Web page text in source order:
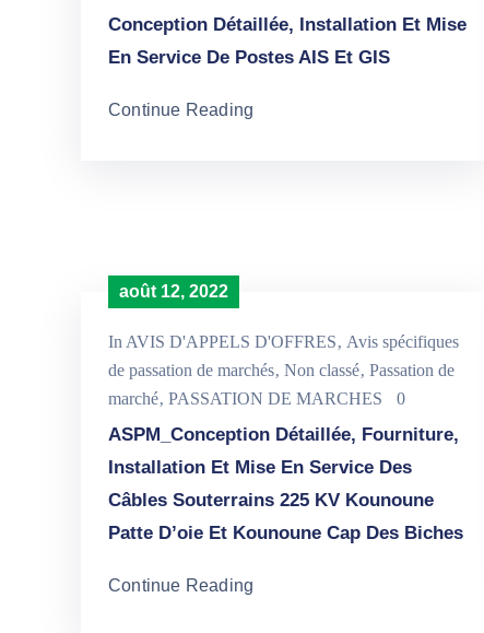
Conception Détaillée, Installation Et Mise
En Service De Postes AIS Et GIS
Continue Reading
août 12, 2022
In AVIS D'APPELS D'OFFRES‚ Avis spécifiques
de passation de marchés‚ Non classé‚ Passation de
marché‚ PASSATION DE MARCHES 0
ASPM_Conception Détaillée, Fourniture,
Installation Et Mise En Service Des
Câbles Souterrains 225 KV Kounoune
Patte D’oie Et Kounoune Cap Des Biches
Continue Reading